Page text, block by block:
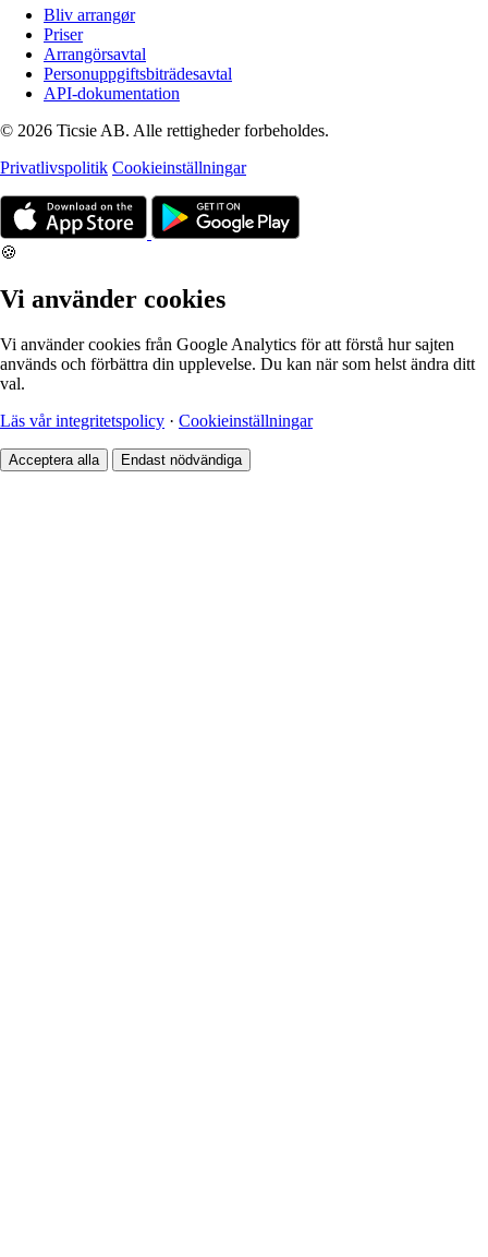
Bliv arrangør
Priser
Arrangörsavtal
Personuppgiftsbiträdesavtal
API-dokumentation
© 2026 Ticsie AB. Alle rettigheder forbeholdes.
Privatlivspolitik Cookieinställningar
🍪
Vi använder cookies
Vi använder cookies från Google Analytics för att förstå hur sajten
används och förbättra din upplevelse. Du kan när som helst ändra ditt
val.
Läs vår integritetspolicy · Cookieinställningar
Acceptera alla Endast nödvändiga